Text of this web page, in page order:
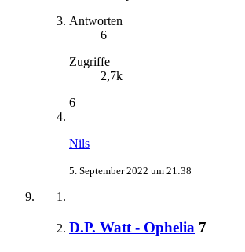
Antworten
6
Zugriffe
2,7k
6
Nils
5. September 2022 um 21:38
D.P. Watt - Ophelia 7